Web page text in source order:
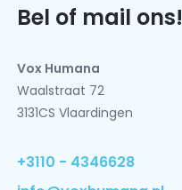
Bel of mail ons!
Vox Humana
Waalstraat 72
3131CS Vlaardingen
+3110 - 4346628